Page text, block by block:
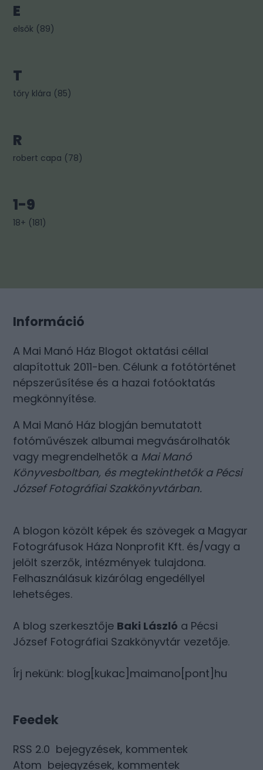
E
elsők (89)
T
tőry klára (85)
R
robert capa (78)
1-9
18+ (181)
Információ
A Mai Manó Ház Blogot oktatási céllal
alapítottuk 2011-ben. Célunk a fotótörténet
népszerűsítése és a hazai fotóoktatás
megkönnyítése.
A Mai Manó Ház blogján bemutatott
fotóművészek albumai megvásárolhatók
vagy megrendelhetők a Mai Manó
Könyvesboltban, és megtekinthetők a Pécsi
József Fotográfiai Szakkönyvtárban.
A blogon közölt képek és szövegek a Magyar
Fotográfusok Háza Nonprofit Kft. és/vagy a
jelölt szerzők, intézmények tulajdona.
Felhasználásuk kizárólag engedéllyel
lehetséges.
A blog szerkesztője Baki László a Pécsi
József Fotográfiai Szakkönyvtár vezetője.
Írj nekünk: blog[kukac]maimano[pont]hu
Feedek
RSS 2.0 bejegyzések, kommentek
Atom bejegyzések, kommentek